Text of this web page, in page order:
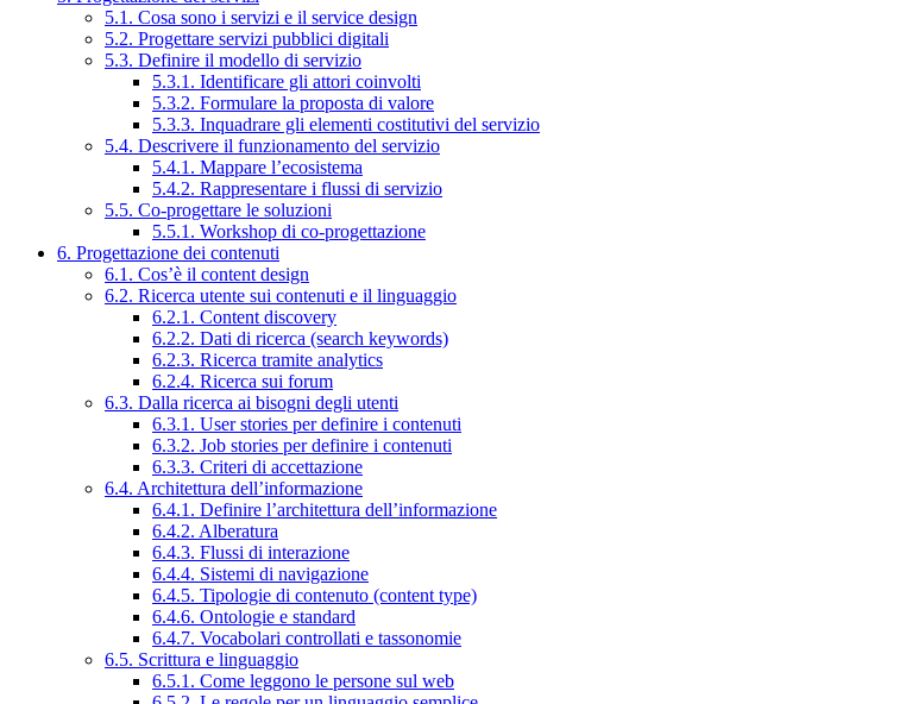
5.1. Cosa sono i servizi e il service design
5.2. Progettare servizi pubblici digitali
5.3. Definire il modello di servizio
5.3.1. Identificare gli attori coinvolti
5.3.2. Formulare la proposta di valore
5.3.3. Inquadrare gli elementi costitutivi del servizio
5.4. Descrivere il funzionamento del servizio
5.4.1. Mappare l’ecosistema
5.4.2. Rappresentare i flussi di servizio
5.5. Co-progettare le soluzioni
5.5.1. Workshop di co-progettazione
6. Progettazione dei contenuti
6.1. Cos’è il content design
6.2. Ricerca utente sui contenuti e il linguaggio
6.2.1. Content discovery
6.2.2. Dati di ricerca (search keywords)
6.2.3. Ricerca tramite analytics
6.2.4. Ricerca sui forum
6.3. Dalla ricerca ai bisogni degli utenti
6.3.1. User stories per definire i contenuti
6.3.2. Job stories per definire i contenuti
6.3.3. Criteri di accettazione
6.4. Architettura dell’informazione
6.4.1. Definire l’architettura dell’informazione
6.4.2. Alberatura
6.4.3. Flussi di interazione
6.4.4. Sistemi di navigazione
6.4.5. Tipologie di contenuto (content type)
6.4.6. Ontologie e standard
6.4.7. Vocabolari controllati e tassonomie
6.5. Scrittura e linguaggio
6.5.1. Come leggono le persone sul web